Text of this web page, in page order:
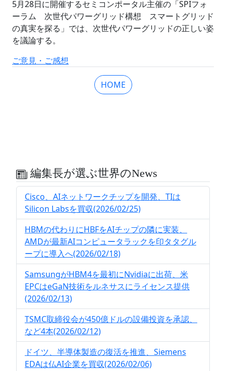
5月28日に開催するセミコンポータル主催の「SPIフォ
ーラム 次世代パワーグリッド構想 スマートグリッド
の真実を探る」では、次世代パワーグリッドの正しい姿
を議論する。
ご意見・ご感想
HOME
編集長が選ぶ世界のNews
Cisco、AIネットワークチップを開発、TIは
Silicon Labsを買収(2026/02/25)
HBMの代わりにHBFをAIチップの隣に実装、
AMDが最新AIコンピュータラックを印タタグル
ープに導入へ(2026/02/18)
SamsungがHBM4を最初にNvidiaに出荷、米
EPCはeGaN技術をルネサスにライセンス提供
(2026/02/13)
TSMC取締役会が450億ドルの設備投資を承認、
など4本(2026/02/12)
ドイツ、半導体製造の復活を推進、Siemens
EDAは仏AI企業を買収(2026/02/06)